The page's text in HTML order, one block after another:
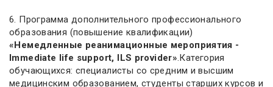
6. Программа дополнительного профессионального
образования (повышение квалификации)
«Немедленные реанимационные мероприятия -
Immediate life support, ILS provider».Категория
обучающихся: специалисты со средним и высшим
медицинским образованием, студенты старших курсов и